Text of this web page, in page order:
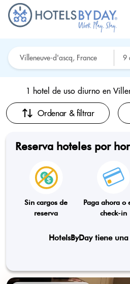
1 hotel de uso diurno en
Ordenar & filtrar
Reserva hoteles por
Sin cargos de
reserva
Paga ahora o
check-in
HotelsByDay tiene